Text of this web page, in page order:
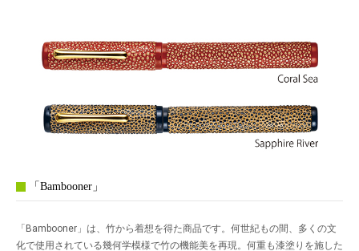
「Bambooner」
「Bambooner」は、竹から着想を得た商品です。何世紀もの間、多くの文
化で使用されている幾何学模様で竹の機能美を再現。何重も漆塗りを施した